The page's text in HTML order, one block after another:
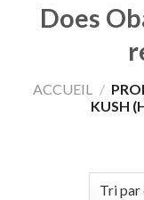
Does
ACCUEIL /
KUSH